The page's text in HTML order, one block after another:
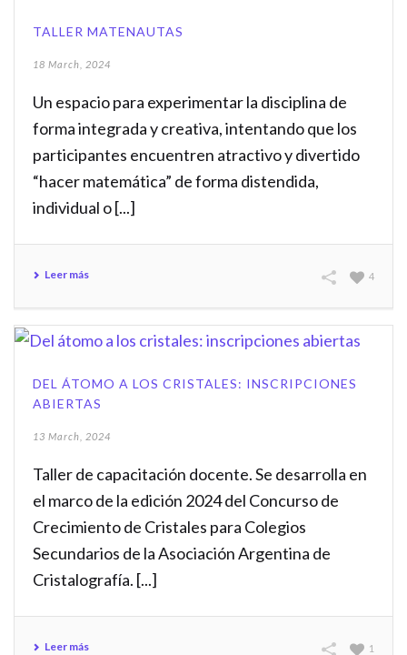
TALLER MATENAUTAS
18 March, 2024
Un espacio para experimentar la disciplina de
forma integrada y creativa, intentando que los
participantes encuentren atractivo y divertido
“hacer matemática” de forma distendida,
individual o [...]
Leer más 4
DEL ÁTOMO A LOS CRISTALES: INSCRIPCIONES
ABIERTAS
13 March, 2024
Taller de capacitación docente. Se desarrolla en
el marco de la edición 2024 del Concurso de
Crecimiento de Cristales para Colegios
Secundarios de la Asociación Argentina de
Cristalografía. [...]
Leer más 1